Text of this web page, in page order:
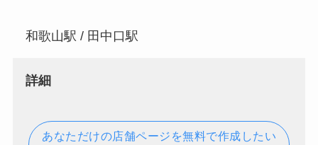
和歌山駅 / 田中口駅
詳細
あなただけの店舗ページを無料で作成したい